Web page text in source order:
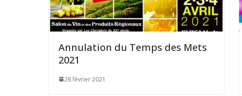
Annulation du Temps des Mets
2021
28 février 2021